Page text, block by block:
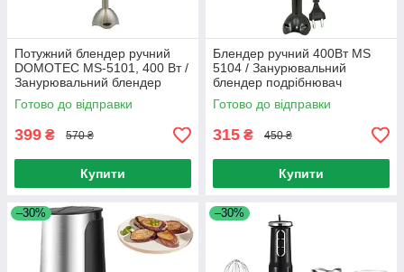
Потужний блендер ручний
DOMOTEC MS-5101, 400 Вт /
Занурювальний блендер
Готово до відправки
399 ₴ 570 ₴
Купити
Блендер ручний 400Вт MS
5104 / Занурювальний
блендер подрібнювач
Готово до відправки
315 ₴ 450 ₴
Купити
–30% –30%